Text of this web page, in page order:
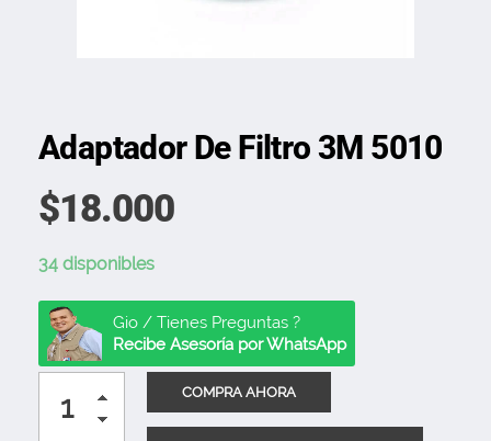
Adaptador De Filtro 3M 5010
$18.000
34 disponibles
Gio / Tienes Preguntas ?
Recibe Asesoría por WhatsApp